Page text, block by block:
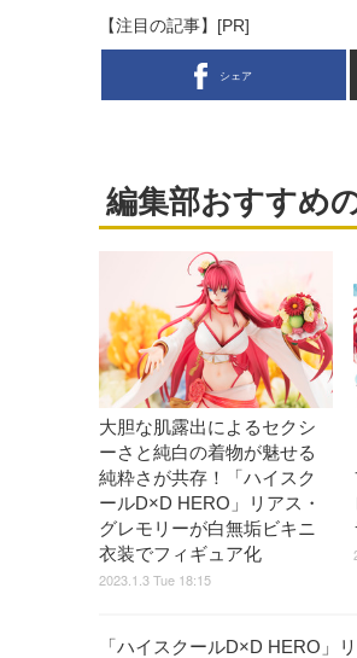
【注目の記事】[PR]
シェア
編集部おすすめ
大胆な肌露出によるセクシ
ーさと純白の着物が魅せる
純粋さが共存！「ハイスク
ールD×D HERO」リアス・
グレモリーが白無垢ビキニ
衣装でフィギュア化
2023.1.3 Tue 18:15
「ハイスクールD×D HERO」